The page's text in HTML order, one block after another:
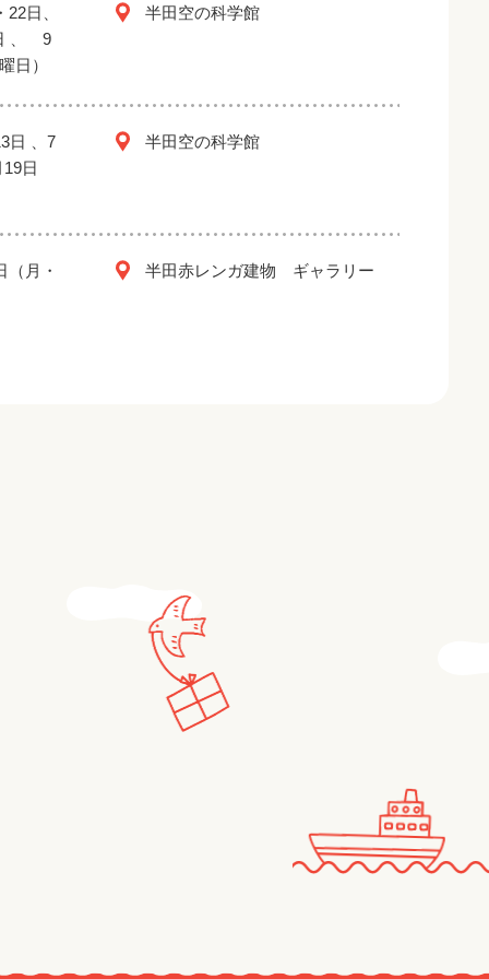
日、
、 9
日）
半田空の科学館
日 、7
日
半田空の科学館
（月・
半田赤レンガ建物 ギャラリー